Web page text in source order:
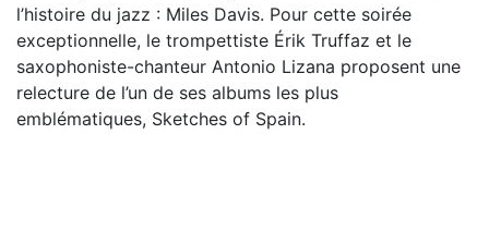
l’histoire du jazz : Miles Davis. Pour cette soirée
exceptionnelle, le trompettiste Érik Truffaz et le
saxophoniste-chanteur Antonio Lizana proposent une
relecture de l’un de ses albums les plus
emblématiques, Sketches of Spain.